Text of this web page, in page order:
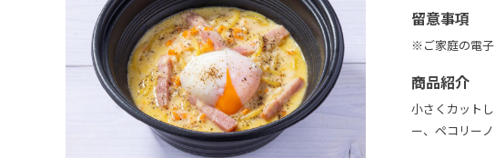
留意事項
※ご家庭の電子
商品紹介
小さくカット
ー、ペコリー